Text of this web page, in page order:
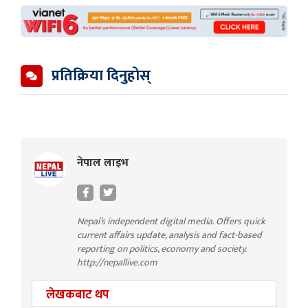
प्रतिक्रिया दिनुहोस्
नेपाल लाइभ
Nepal’s independent digital media. Offers quick
current affairs update, analysis and fact-based
reporting on politics, economy and society.
http://nepallive.com
लेखकबाट थप